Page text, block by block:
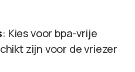
: Kies voor bpa-vrije
zijn voor de vriezer